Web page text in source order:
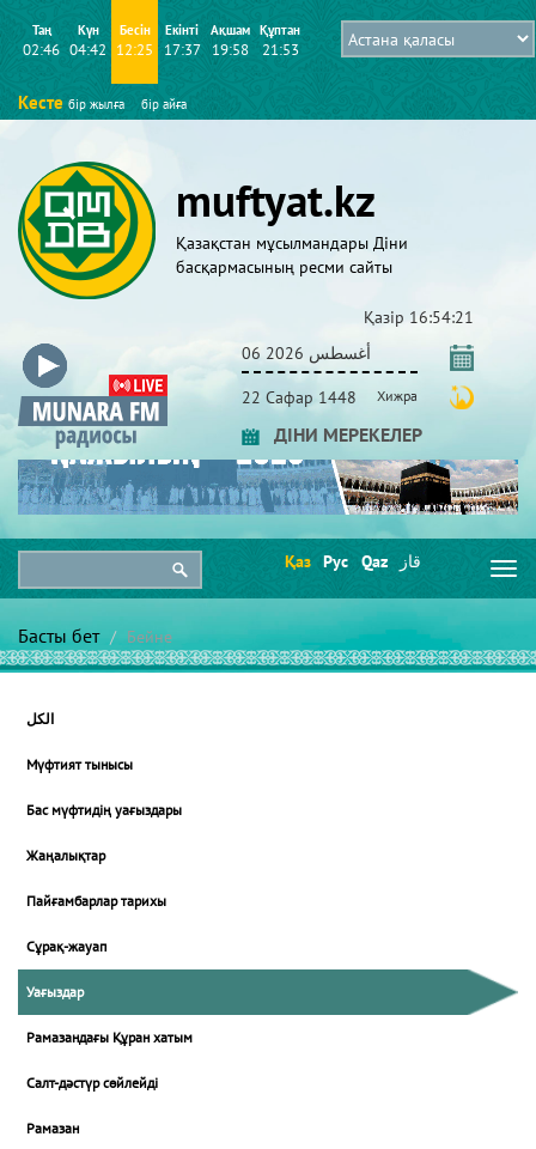
Таң
02:46
Күн
04:42
Бесін
12:25
Екінті
17:37
Ақшам
19:58
Құптан
21:53
Кесте бір жылға бір айға
muftyat.kz
Қазақстан мұсылмандары Діни
басқармасының ресми сайты
Қазір 16:54:22
06 أغسطس 2026
22 Сафар 1448 Хижра
ДІНИ МЕРЕКЕЛЕР
Қаз Рус Qaz قاز
Басты бет Бейне
الكل
Мүфтият тынысы
Бас мүфтидің уағыздары
Жаңалықтар
Пайғамбарлар тарихы
Сұрақ-жауап
Уағыздар
Рамазандағы Құран хатым
Салт-дәстүр сөйлейді
Рамазан